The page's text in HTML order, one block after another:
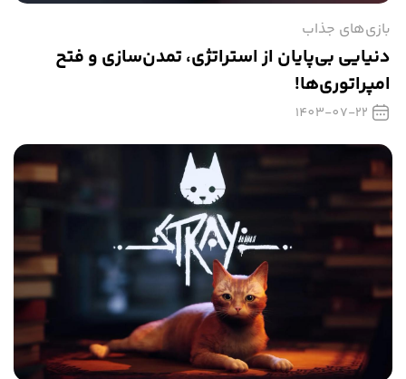
بازی‌های جذاب
دنیایی بی‌پایان از استراتژی، تمدن‌سازی و فتح
امپراتوری‌ها!
1403-07-22